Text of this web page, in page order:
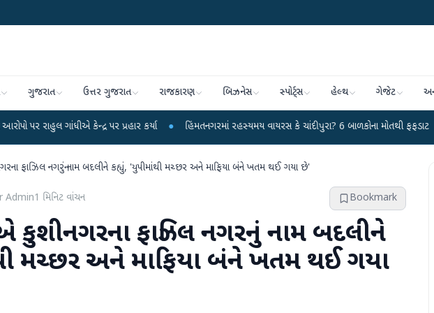
ગુજરાત ઉત્તર ગુજરાત રાજકારણ બિઝનેસ સ્પોર્ટ્સ હેલ્થ ગેજેટ
કેન્દ્ર પર પ્રહાર કર્યા ● હિંમતનગરમાં રહસ્યમય વાયરસ કે ચાંદીપુરા? 6 બાળકોના મોતથી ફફડાટ ● હવામાન
ફાઝિલ નગરનું નામ બદલીને કહ્યું, 'યુપીમાંથી મચ્છર અને માફિયા બંને ખતમ થઈ ગયા છે'
Admin1 મિનિટ વાંચન Bookmark
કુશીનગરના ફાઝિલ નગરનું નામ બદલીને
મચ્છર અને માફિયા બંને ખતમ થઈ ગયા